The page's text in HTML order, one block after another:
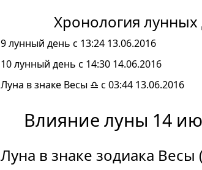
Хронология лунных
9 лунный день с 13:24 13.06.2016
10 лунный день с 14:30 14.06.2016
Луна в знаке Весы ♎ с 03:44 13.06.2016
Влияние луны 14
Луна в знаке зодиака Весы